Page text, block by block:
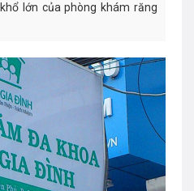
lớn của phòng khám răng